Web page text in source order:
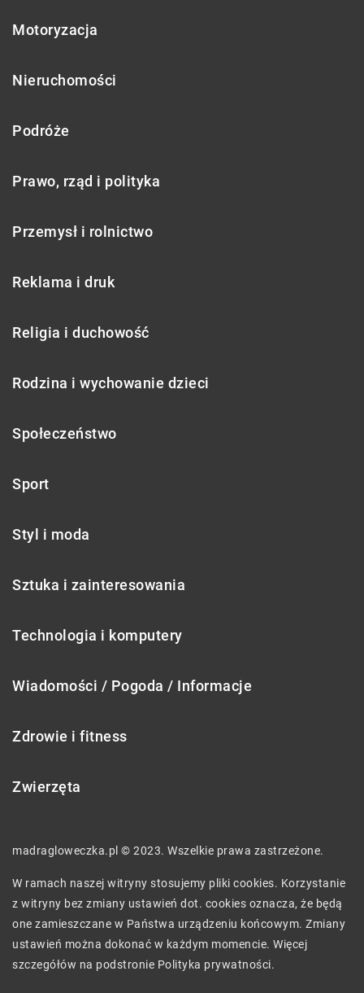
Motoryzacja
Nieruchomości
Podróże
Prawo, rząd i polityka
Przemysł i rolnictwo
Reklama i druk
Religia i duchowość
Rodzina i wychowanie dzieci
Społeczeństwo
Sport
Styl i moda
Sztuka i zainteresowania
Technologia i komputery
Wiadomości / Pogoda / Informacje
Zdrowie i fitness
Zwierzęta
madragloweczka.pl © 2023. Wszelkie prawa zastrzeżone.
W ramach naszej witryny stosujemy pliki cookies. Korzystanie
z witryny bez zmiany ustawień dot. cookies oznacza, że będą
one zamieszczane w Państwa urządzeniu końcowym. Zmiany
ustawień można dokonać w każdym momencie. Więcej
szczegółów na podstronie Polityka prywatności.